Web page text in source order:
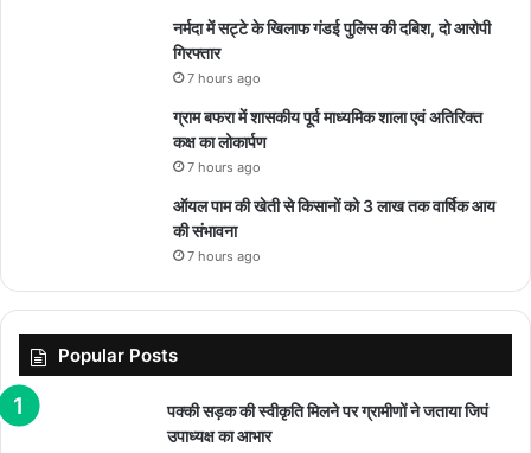
नर्मदा में सट्टे के खिलाफ गंडई पुलिस की दबिश, दो आरोपी
गिरफ्तार
7 hours ago
ग्राम बफरा में शासकीय पूर्व माध्यमिक शाला एवं अतिरिक्त
कक्ष का लोकार्पण
7 hours ago
ऑयल पाम की खेती से किसानों को 3 लाख तक वार्षिक आय
की संभावना
7 hours ago
Popular Posts
पक्की सड़क की स्वीकृति मिलने पर ग्रामीणों ने जताया जिपं
उपाध्यक्ष का आभार